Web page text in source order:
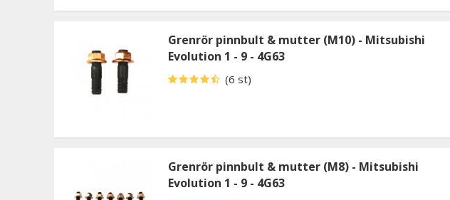
Grenrör pinnbult & mutter (M10) - Mitsubishi
Evolution 1 - 9 - 4G63
(6 st)
Grenrör pinnbult & mutter (M8) - Mitsubishi
Evolution 1 - 9 - 4G63